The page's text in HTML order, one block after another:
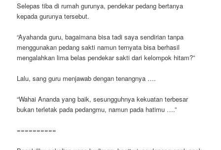
Selepas tiba di rumah gurunya, pendekar pedang bertanya
kepada gurunya tersebut.
“Ayahanda guru, bagaimana bisa tadi saya sendirian tanpa
menggunakan pedang sakti namun ternyata bisa berhasil
mengalahkan lima belas pendekar sakti dari kelompok hitam?”
Lalu, sang guru menjawab dengan tenangnya ….
“Wahai Ananda yang baik, sesungguhnya kekuatan terbesar
bukan terletak pada pedangmu, namun pada hatimu ….”
==========